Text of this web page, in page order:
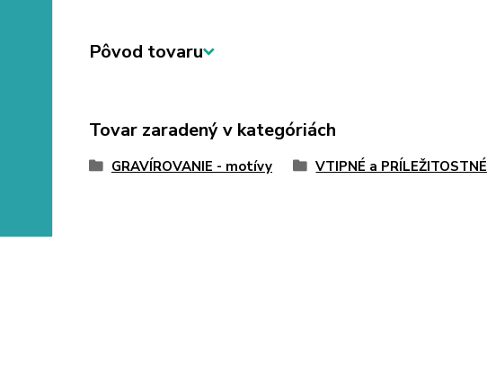
Pôvod tovaru
Tovar zaradený v kategóriách
GRAVÍROVANIE - motívy VTIPNÉ a PRÍLEŽITOSTNÉ